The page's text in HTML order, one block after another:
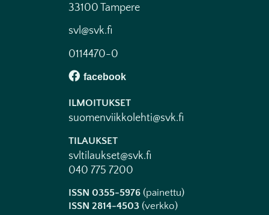
33100 Tampere
svl@svk.fi
0114470-0
ILMOITUKSET
suomenviikkolehti@svk.fi
TILAUKSET
svltilaukset@svk.fi
040 775 7200
ISSN 0355-5976 (painettu)
ISSN 2814-4503 (verkko)